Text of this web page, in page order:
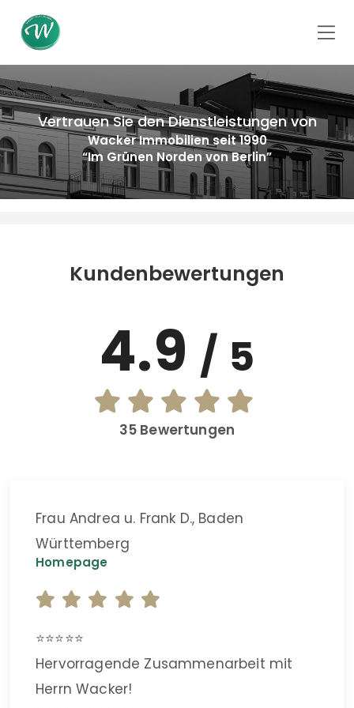
Vertrauen Sie den Dienstleistungen von
Wacker Immobilien seit 1990
“Im Grünen Norden von Berlin”
Kundenbewertungen
4.9 / 5
35 Bewertungen
Frau Andrea u. Frank D., Baden
Württemberg
Homepage
⭐️⭐️⭐️⭐️⭐️
Hervorragende Zusammenarbeit mit
Herrn Wacker!